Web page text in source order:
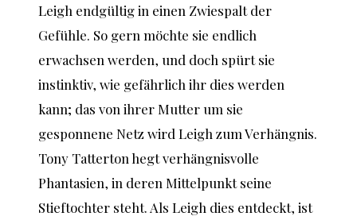
Leigh endgültig in einen Zwiespalt der
Gefühle. So gern möchte sie endlich
erwachsen werden, und doch spürt sie
instinktiv, wie gefährlich ihr dies werden
kann; das von ihrer Mutter um sie
gesponnene Netz wird Leigh zum Verhängnis.
Tony Tatterton hegt verhängnisvolle
Phantasien, in deren Mittelpunkt seine
Stieftochter steht. Als Leigh dies entdeckt, ist